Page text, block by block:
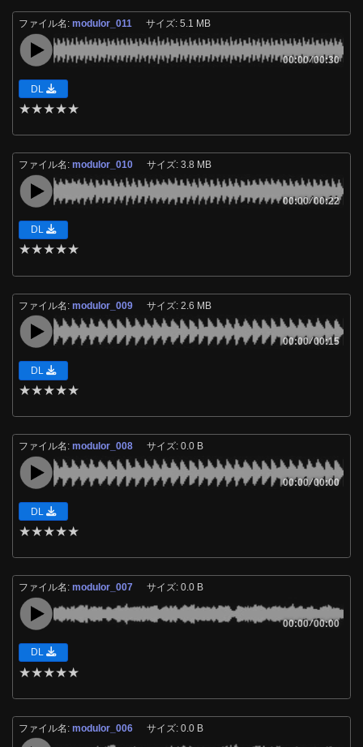
ファイル名:modulor_011 サイズ: 5.1 MB
00:00/00:30
DL
★★★★★
ファイル名:modulor_010 サイズ: 3.8 MB
00:00/00:22
DL
★★★★★
ファイル名:modulor_009 サイズ: 2.6 MB
00:00/00:15
DL
★★★★★
ファイル名:modulor_008 サイズ: 0.0 B
00:00/00:00
DL
★★★★★
ファイル名:modulor_007 サイズ: 0.0 B
00:00/00:00
DL
★★★★★
ファイル名:modulor_006 サイズ: 0.0 B